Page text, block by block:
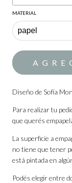
MATERIAL
Diseño de Sofía
Para realizar tu
que querés
La superficie a
no tiene que tener
está pintada en
Podés elegir entre